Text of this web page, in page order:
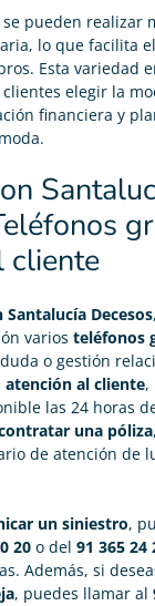
se pueden realizar
lo que facilita
Esta variedad
elegir la
financiera y
cliente
Decesos
varios teléfonos
o gestión
atención al cliente,
las 24 horas
una póliza
de atención de
un siniestro,
20 o del 91 365 24
Además, si
, puedes llamar al